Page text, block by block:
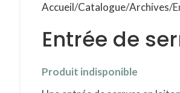
Accueil Catalogue Archives
Entrée de
Produit indisponible